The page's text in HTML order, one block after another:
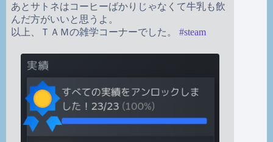
あとサトネはコーヒーばかりじゃなくて牛乳も飲
んだ方がいいと思うよ。
以上、ＴＡＭの雑学コーナーでした。 #steam